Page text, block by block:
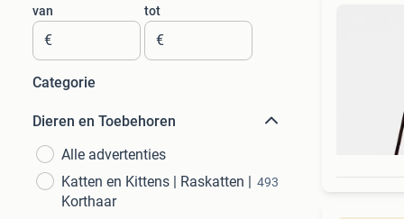
van
€
tot
€
Categorie
Dieren en Toebehoren
Alle advertenties
Katten en Kittens | Raskatten |
Korthaar
493